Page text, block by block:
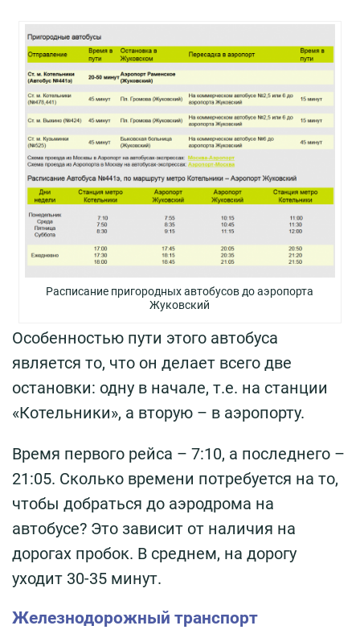
Расписание пригородных автобусов до аэропорта
Жуковский
Особенностью пути этого автобуса
является то, что он делает всего две
остановки: одну в начале, т.е. на станции
«Котельники», а вторую – в аэропорту.
Время первого рейса – 7:10, а последнего –
21:05. Сколько времени потребуется на то,
чтобы добраться до аэродрома на
автобусе? Это зависит от наличия на
дорогах пробок. В среднем, на дорогу
уходит 30-35 минут.
Железнодорожный транспорт